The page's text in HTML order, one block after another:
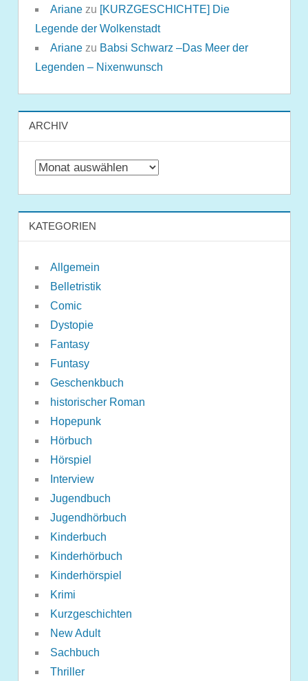
Arianezu [KURZGESCHICHTE] Die
Legende der Wolkenstadt
Arianezu Babsi Schwarz –Das Meer der
Legenden – Nixenwunsch
ARCHIV
Archiv
KATEGORIEN
Allgemein
Belletristik
Comic
Dystopie
Fantasy
Funtasy
Geschenkbuch
historischer Roman
Hopepunk
Hörbuch
Hörspiel
Interview
Jugendbuch
Jugendhörbuch
Kinderbuch
Kinderhörbuch
Kinderhörspiel
Krimi
Kurzgeschichten
New Adult
Sachbuch
Thriller